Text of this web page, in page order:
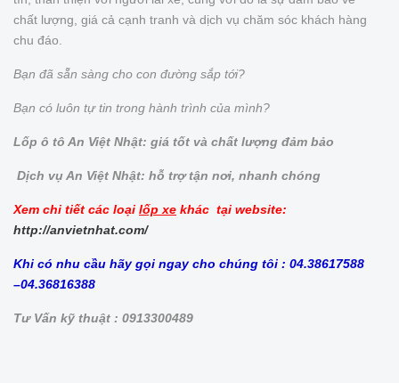
chất lượng, giá cả cạnh tranh và dịch vụ chăm sóc khách hàng
chu đáo.
Bạn đã sẵn sàng cho con đường sắp tới?
Bạn có luôn tự tin trong hành trình của mình?
Lốp ô tô An Việt Nhật: giá tốt và chất lượng đảm bảo
Dịch vụ An Việt Nhật: hỗ trợ tận nơi, nhanh chóng
Xem chi tiết các loại lốp xe khác tại website:
http://anvietnhat.com/
Khi có nhu cầu hãy gọi ngay cho chúng tôi : 04.38617588
–04.36816388
Tư Vấn kỹ thuật : 0913300489